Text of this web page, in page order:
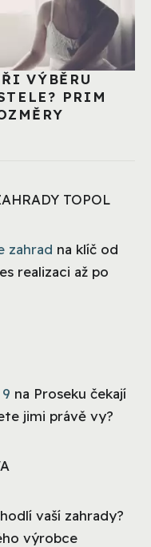
VÝBĚRU
PRIM
TOPOL
zahrad na klíč od
realizaci až po
na Proseku čekají
jimi právě vy?
vaší zahrady?
výrobce